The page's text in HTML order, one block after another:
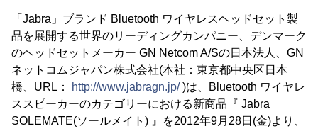
「Jabra」ブランド Bluetooth ワイヤレスヘッドセット製
品を展開する世界のリーディングカンパニー、デンマーク
のヘッドセットメーカー GN Netcom A/Sの日本法人、GN
ネットコムジャパン株式会社(本社：東京都中央区日本
橋、URL：
http://www.jabragn.jp/)は、Bluetooth ワイヤレ
ススピーカーのカテゴリーにおける新商品『 Jabra
SOLEMATE(ソールメイト) 』を2012年9月28日(金)より、